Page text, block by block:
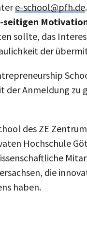
e-school@pfh.de
seitigen
sollte, das
der
der Anmeldung zu
des ZE
Hochschule
die
haben.